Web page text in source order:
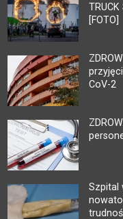
[FOTO]
CoV-2
Szpital